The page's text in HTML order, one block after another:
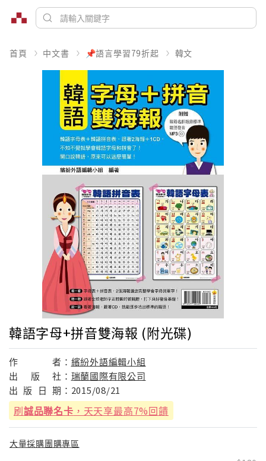
首頁 中文書 📌語言學習79折起 韓文
韓語字母+拼音雙海報 (附光碟)
作 者： 繽紛外語編輯小組
出
版 社： 瑞蘭國際有限公司
出 版 日 期： 2015/08/21
刷誠品聯名卡 ，天天享最高7%回饋
大量採購團購專區